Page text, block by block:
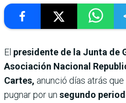
El presidente de la Junta de
Asociación Nacional
Cartes, anunció días atrás
pugnar por un segundo